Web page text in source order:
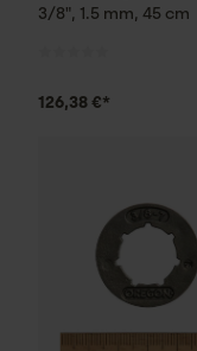
3/8", 1.5 mm, 45 cm
126,38 €*